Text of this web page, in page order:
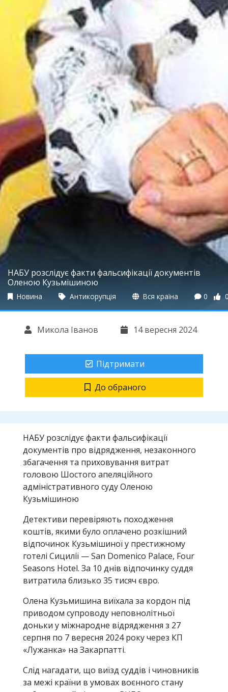
НАБУ розслідує факти фальсифікації документів
Оленою Кузьмішиною
Новина Антикорупція Вся країна 0
Микола Іванов 14 вересня 2024
Підтримати
До обраного
НАБУ розслідує факти фальсифікації
документів про відрядження, незаконного
збагачення та приховування витрат
головою Шостого апеляційного
адміністративного суду Оленою
Кузьмішиною
Детективи перевіряють походження
коштів, якими було оплачено розкішний
відпочинок Кузьмішиної у престижному
готелі Сицилії — San Domenico Palace, Four
Seasons Hotel. За 10 днів відпочинку суддя
витратила близько 35 тисяч євро.
Олена Кузьмишина виїхала за кордон під
приводом супроводу неповнолітньої
доньки у міжнародне відрядження з 27
серпня по 7 вересня 2024 року через КП
«Лужанка» на Закарпатті.
Слід нагадати, що виїзд суддів і чиновників
за межі країни в умовах воєнного стану